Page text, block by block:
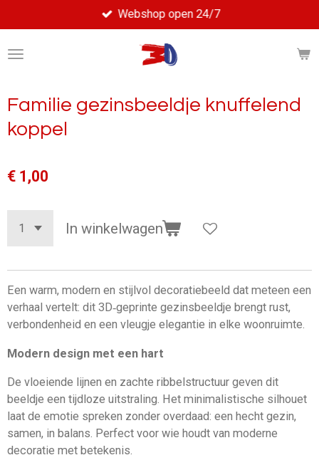
direct
naar
Webshop open 24/7
Familie gezinsbeeldje knuffelend
koppel
€ 1,00
In winkelwagen
Een warm, modern en stijlvol decoratiebeeld dat meteen een
verhaal vertelt: dit 3D‑geprinte gezinsbeeldje brengt rust,
verbondenheid en een vleugje elegantie in elke woonruimte.
Modern design met een hart
De vloeiende lijnen en zachte ribbelstructuur geven dit
beeldje een tijdloze uitstraling. Het minimalistische silhouet
laat de emotie spreken zonder overdaad: een hecht gezin,
samen, in balans. Perfect voor wie houdt van moderne
decoratie met betekenis.